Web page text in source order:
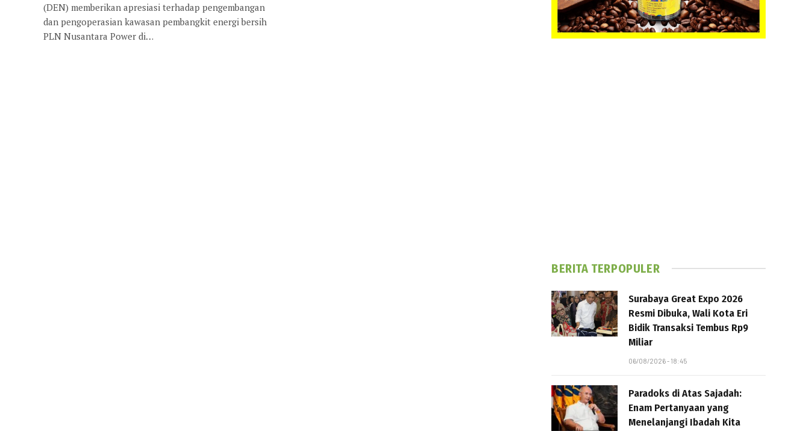
(DEN) memberikan apresiasi terhadap pengembangan
dan pengoperasian kawasan pembangkit energi bersih
PLN Nusantara Power di…
BERITA TERPOPULER
Surabaya Great Expo 2026
Resmi Dibuka, Wali Kota Eri
Bidik Transaksi Tembus Rp9
Miliar
06/08/2026 - 18:45
Paradoks di Atas Sajadah:
Enam Pertanyaan yang
Menelanjangi Ibadah Kita